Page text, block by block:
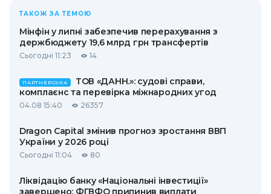
ТАКОЖ ЗА ТЕМОЮ
Мінфін у липні забезпечив перерахування з
держбюджету 19,6 млрд грн трансфертів
Сьогодні 11:23 14
ПАРТНЕРСЬКА
ТОВ «ДАНН.»: судові справи,
комплаєнс та перевірка міжнародних угод
04.08 15:40 26357
Dragon Capital змінив прогноз зростання ВВП
України у 2026 році
Сьогодні 11:04 80
Ліквідацію банку «Національні інвестиції»
завершено: ФГВФО припинив виплати